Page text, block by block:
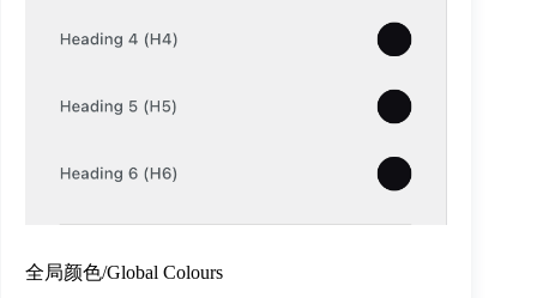
全局颜色/Global Colours